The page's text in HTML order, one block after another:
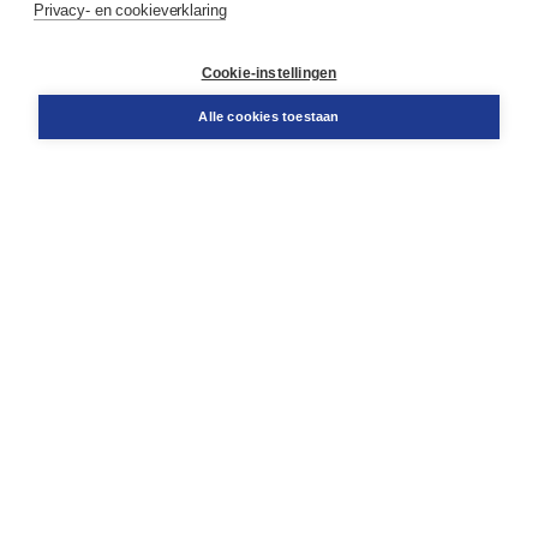
Bestellen
Privacy- en cookieverklaring
Cookie-instellingen
Alle cookies toestaan